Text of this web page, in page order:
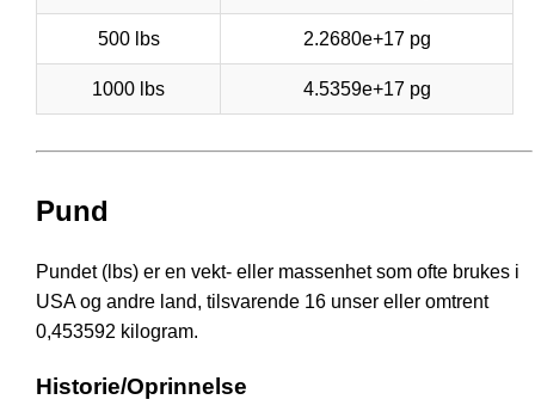
500 lbs 2.2680e+17 pg
1000 lbs 4.5359e+17 pg
Pund
Pundet (lbs) er en vekt- eller massenhet som ofte brukes i
USA og andre land, tilsvarende 16 unser eller omtrent
0,453592 kilogram.
Historie/Oprinnelse